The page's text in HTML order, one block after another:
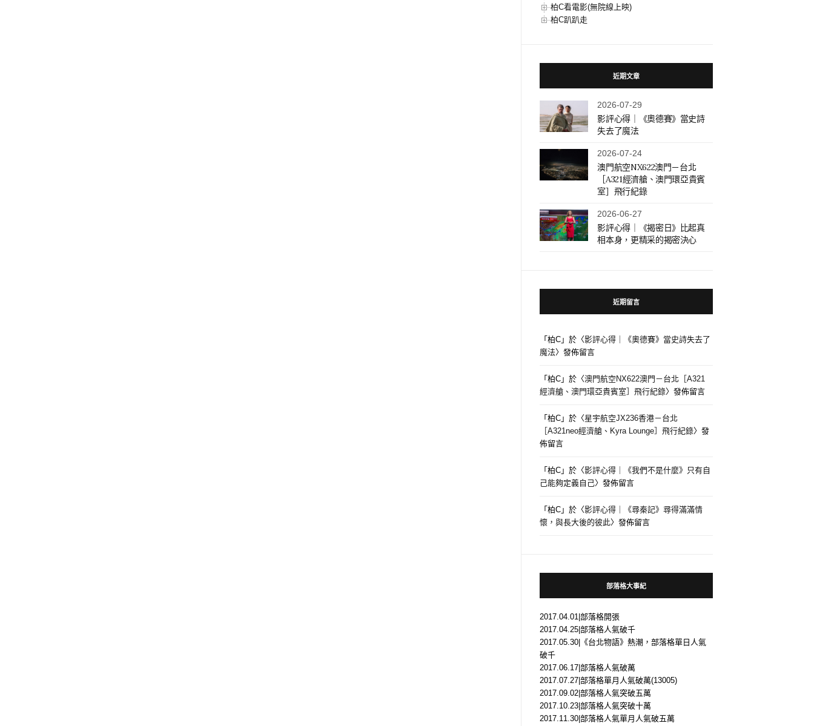
柏C看電影(無院線上映)
柏C趴趴走
近期文章
2026-07-29
影評心得｜《奧德賽》當史詩
失去了魔法
2026-07-24
澳門航空NX622澳門－台北
［A321經濟艙、澳門環亞貴賓
室］飛行紀錄
2026-06-27
影評心得｜《揭密日》比起真
相本身，更精采的揭密決心
近期留言
「柏C 」於〈影評心得｜《奧德賽》當史詩失去了
魔法〉發佈留言
「柏C 」於〈澳門航空NX622澳門－台北［A321
經濟艙、澳門環亞貴賓室］飛行紀錄〉發佈留言
「柏C 」於〈星宇航空JX236香港－台北
［A321neo經濟艙、Kyra Lounge］飛行紀錄〉發
佈留言
「柏C 」於〈影評心得｜《我們不是什麼》只有自
己能夠定義自己〉發佈留言
「柏C 」於〈影評心得｜《尋秦記》尋得滿滿情
懷，與長大後的彼此〉發佈留言
部落格大事紀
2017.04.01|部落格開張
2017.04.25|部落格人氣破千
2017.05.30|《台北物語》熱潮，部落格單日人氣
破千
2017.06.17|部落格人氣破萬
2017.07.27|部落格單月人氣破萬(13005)
2017.09.02|部落格人氣突破五萬
2017.10.23|部落格人氣突破十萬
2017.11.30|部落格人氣單月人氣破五萬